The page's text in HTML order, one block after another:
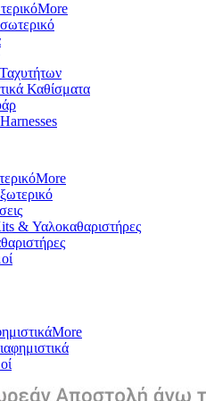
More
Καθίσματα
More
& Υαλοκαθαριστήρες
More